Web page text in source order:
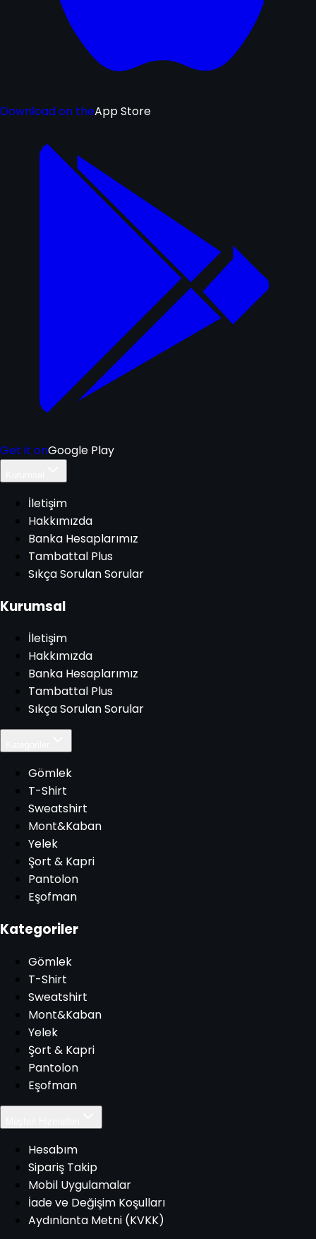
Download on theApp Store
Get it onGoogle Play
İletişim
Hakkımızda
Banka Hesaplarımız
Tambattal Plus
Sıkça Sorulan Sorular
Kurumsal
İletişim
Hakkımızda
Banka Hesaplarımız
Tambattal Plus
Sıkça Sorulan Sorular
Gömlek
T-Shirt
Sweatshirt
Mont&Kaban
Yelek
Şort & Kapri
Pantolon
Eşofman
Kategoriler
Gömlek
T-Shirt
Sweatshirt
Mont&Kaban
Yelek
Şort & Kapri
Pantolon
Eşofman
Hesabım
Sipariş Takip
Mobil Uygulamalar
İade ve Değişim Koşulları
Aydınlanta Metni (KVKK)